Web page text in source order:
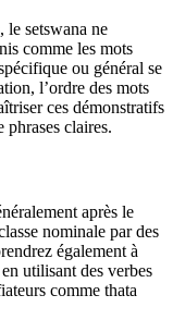
le setswana ne
comme les mots
ou général se
l’ordre des mots
ces démonstratifs
phrases claires.
après le
nominale par des
également à
utilisant des verbes
comme thata